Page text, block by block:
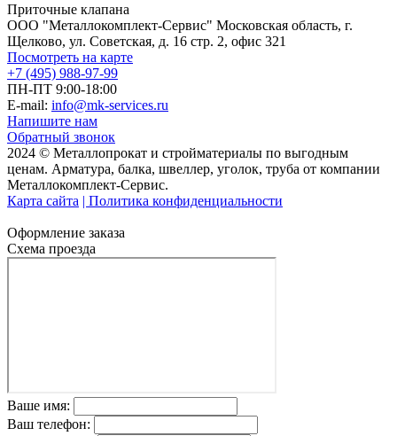
Приточные клапана
ООО "Металлокомплект-Сервис" Московская область, г.
Щелково, ул. Советская, д. 16 стр. 2, офис 321
Посмотреть на карте
+7 (495) 988-97-99
ПН-ПТ 9:00-18:00
E-mail: info@mk-services.ru
Напишите нам
Обратный звонок
2024 © Металлопрокат и стройматериалы по выгодным
ценам. Арматура, балка, швеллер, уголок, труба от компании
Металлокомплект-Сервис.
Карта сайта | Политика конфиденциальности
Оформление заказа
Схема проезда
Ваше имя:
Ваш телефон: